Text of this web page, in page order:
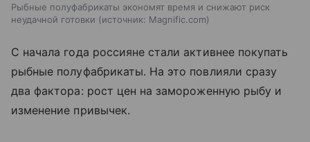
Рыбные полуфабрикаты экономят время и снижают риск
неудачной готовки
источник: Magnific.com
С начала года россияне стали активнее покупать
рыбные полуфабрикаты. На это повлияли сразу
два фактора: рост цен на замороженную рыбу и
изменение привычек.